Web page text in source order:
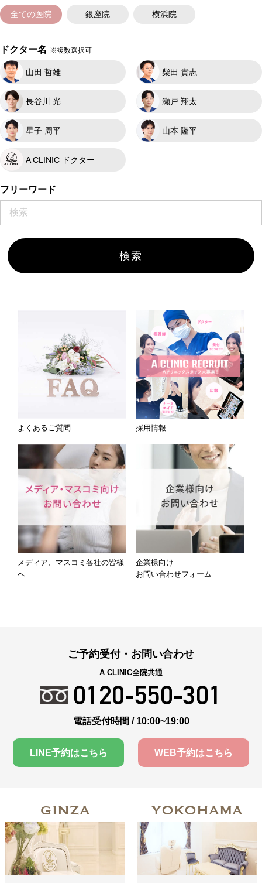
全ての医院 銀座院 横浜院
ドクター名 ※複数選択可
山田 哲雄 柴田 貴志
長谷川 光 瀬戸 翔太
星子 周平 山本 隆平
A CLINIC ドクター
フリーワード
よくあるご質問 採用情報
メディア、マスコミ各社の皆様
へ
企業様向け
お問い合わせフォーム
ご予約受付・お問い合わせ
A CLINIC全院共通
0120-550-301
電話受付時間 / 10:00~19:00
LINE予約はこちら WEB予約はこちら
GINZA YOKOHAMA